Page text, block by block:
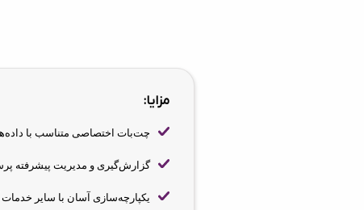
مزایا:
چت‌بات اختصاصی متناسب با
گزارش‌گیری و مدیریت پیشرفته
یکپارچه‌سازی آسان با سایر خدمات